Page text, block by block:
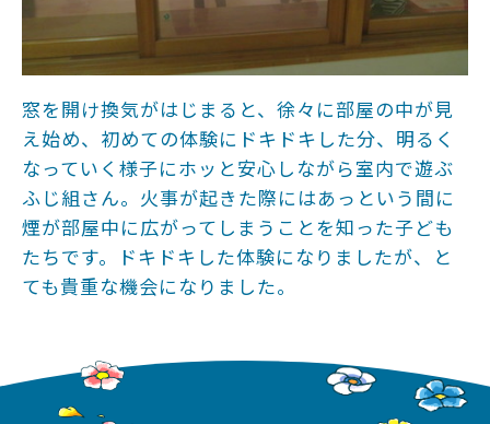
窓を開け換気がはじまると、徐々に部屋の中が見
え始め、初めての体験にドキドキした分、明るく
なっていく様子にホッと安心しながら室内で遊ぶ
ふじ組さん。火事が起きた際にはあっという間に
煙が部屋中に広がってしまうことを知った子ども
たちです。ドキドキした体験になりましたが、と
ても貴重な機会になりました。